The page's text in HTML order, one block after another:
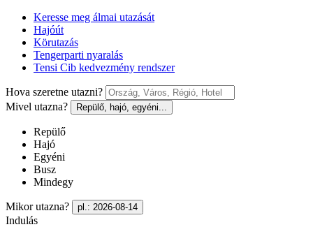
Keresse meg álmai utazását
Hajóút
Körutazás
Tengerparti nyaralás
Tensi Cib kedvezmény rendszer
Hova szeretne utazni?
Mivel utazna?
Repülő, hajó, egyéni...
Repülő
Hajó
Egyéni
Busz
Mindegy
Mikor utazna? pl.: 2026-08-14
Indulás